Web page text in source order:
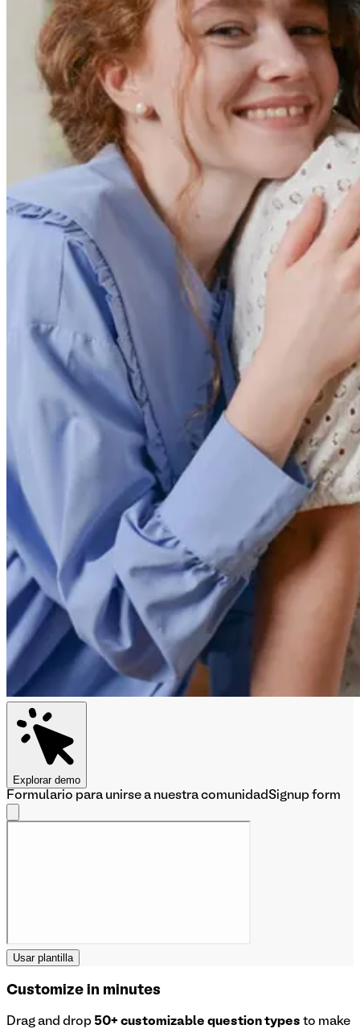
Explorar demo
Formulario para unirse a nuestra comunidadSignup form
Usar plantilla
Customize in minutes
Drag and drop 50+ customizable question types to make